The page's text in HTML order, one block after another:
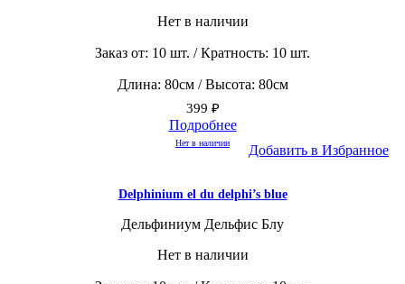
Нет в наличии
Заказ от: 10 шт. / Кратность: 10 шт.
Длина: 80см / Высота: 80см
399 ₽
Подробнее
Нет в наличии Добавить в Избранное
Delphinium el du delphi’s blue
Дельфиниум Дельфис Блу
Нет в наличии